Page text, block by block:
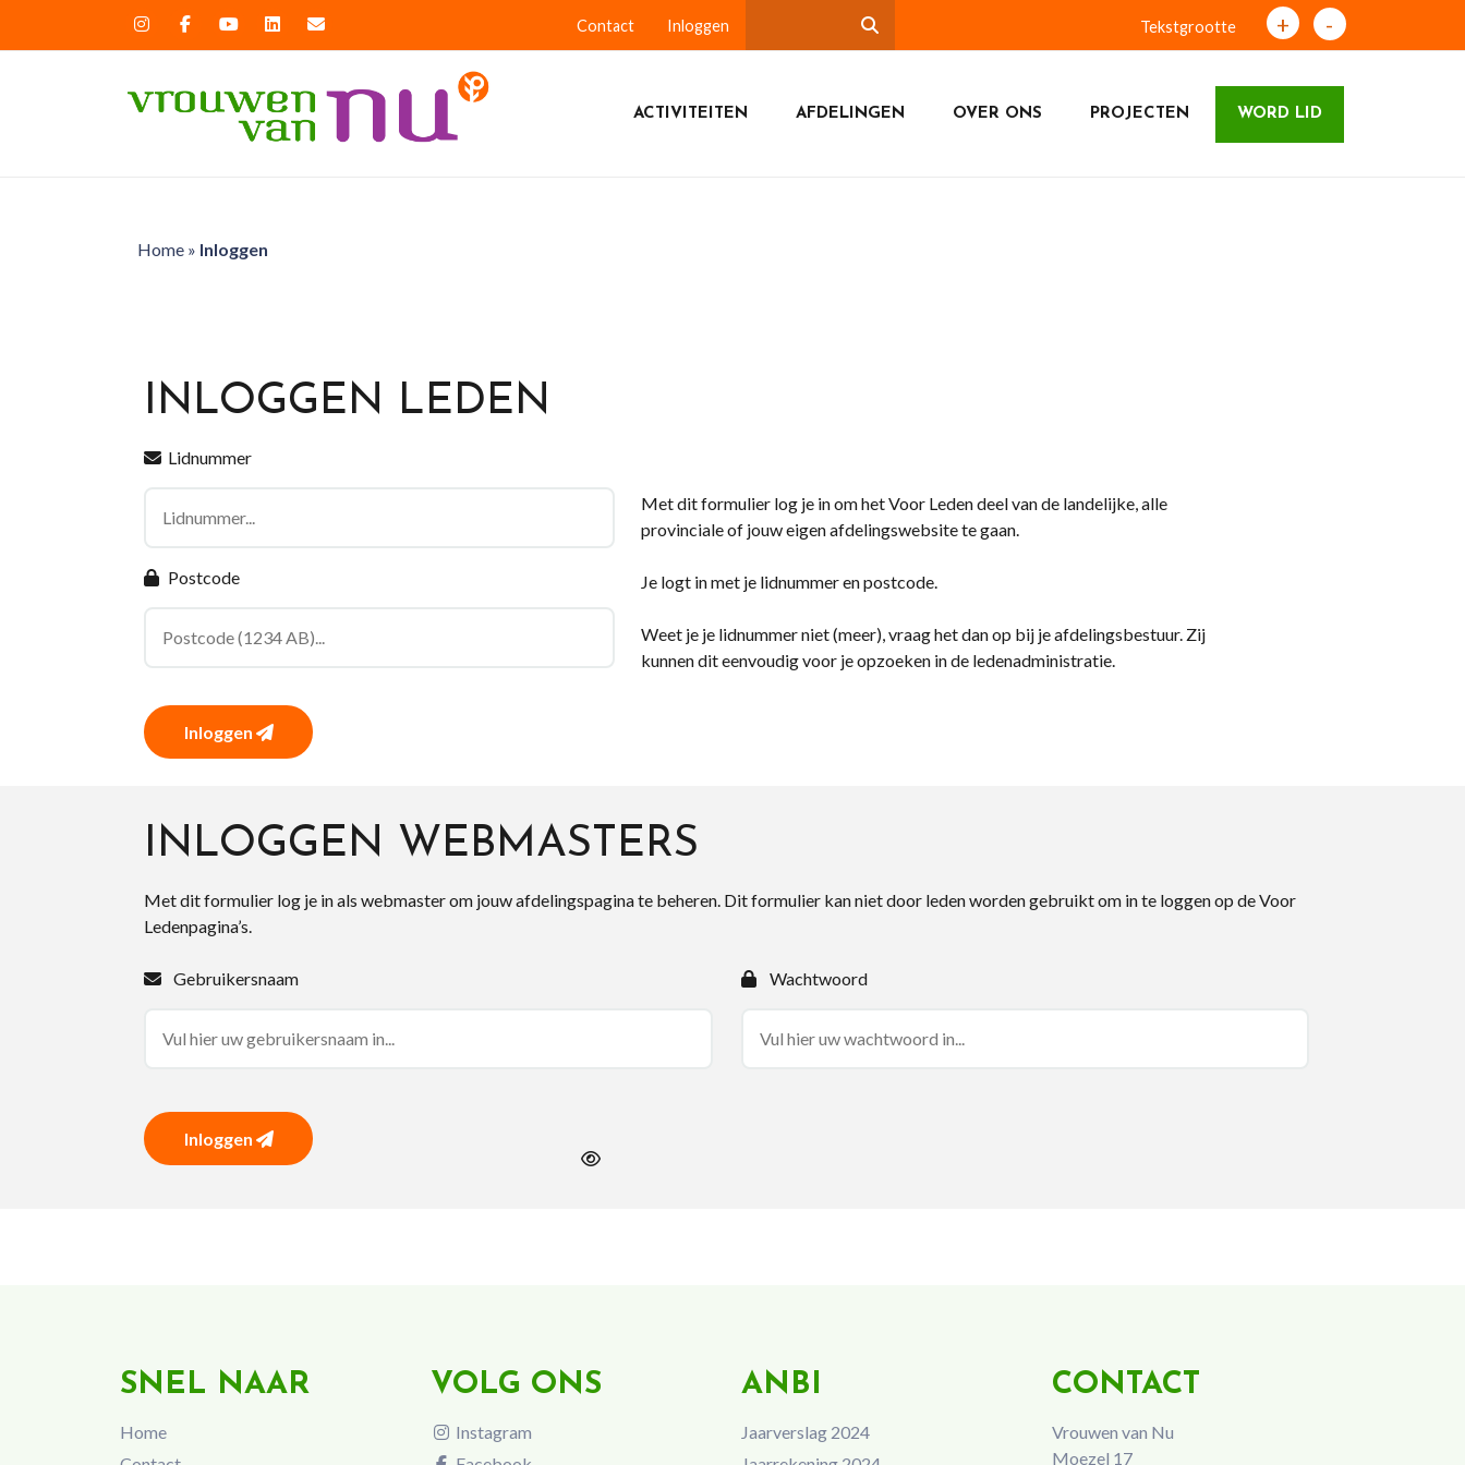
Contact Inloggen Tekstgrootte + -
ACTIVITEITEN AFDELINGEN OVER ONS PROJECTEN WORD LID
Home» Inloggen
INLOGGEN LEDEN
Lidnummer
Postcode
Inloggen
Met dit formulier log je in om het Voor Leden deel van de landelijke, alle
provinciale of jouw eigen afdelingswebsite te gaan.
Je logt in met je lidnummer en postcode.
Weet je je lidnummer niet (meer), vraag het dan op bij je afdelingsbestuur. Zij
kunnen dit eenvoudig voor je opzoeken in de ledenadministratie.
INLOGGEN WEBMASTERS
Met dit formulier log je in als webmaster om jouw afdelingspagina te beheren. Dit formulier kan niet door leden worden gebruikt om in te loggen op de Voor
Ledenpagina’s.
Gebruikersnaam Wachtwoord
Inloggen
SNEL NAAR
Home
VOLG ONS
Instagram
ANBI
Jaarverslag 2024
CONTACT
Vrouwen van Nu
Moezel 17